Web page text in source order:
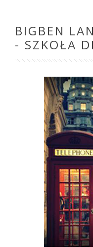
BIGBEN
- SZKOŁA